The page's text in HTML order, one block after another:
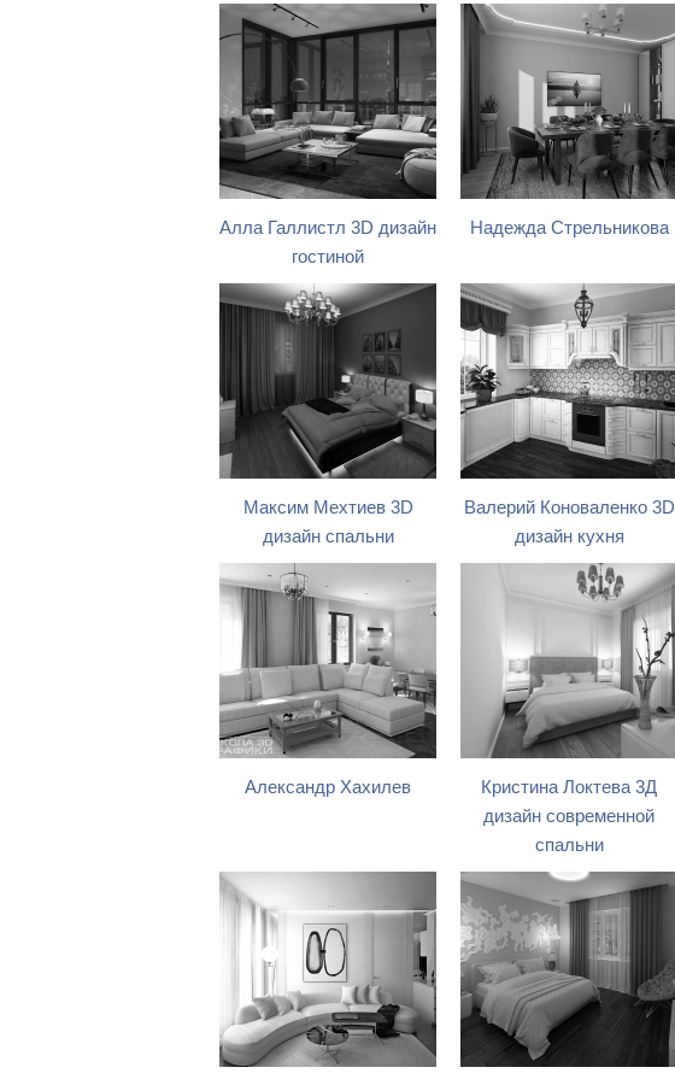
Алла Галлистл 3D дизайн
гостиной
Надежда Стрельникова
Максим Мехтиев 3D
дизайн спальни
Валерий Коноваленко 3D
дизайн кухня
Александр Хахилев
Кристина Локтева 3Д
дизайн современной
спальни